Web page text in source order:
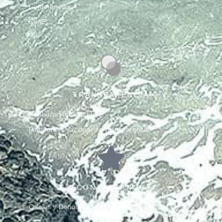
Conferencias
SIIAEC
TRANSPARENCIA
Coahuila Transparente
Plataforma Nacional de Transparencia
CONTÁCTANOS
Quejas y Denuncias Ambientales